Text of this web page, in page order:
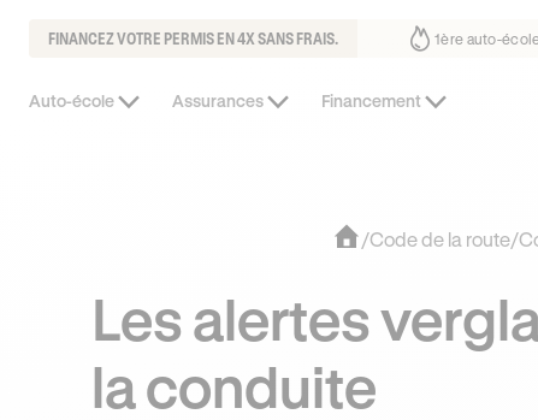
FINANCEZ VOTRE PERMIS EN 4X SANS FRAIS.
déjà confiance 30% moins chère que l’auto-école de votre
Auto-école Assurances Financement
/Code de la route/
Les alertes
la conduite